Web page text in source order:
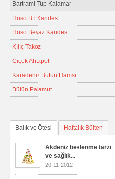
Bartrami Tüp Kalamar
Hoso BT Karides
Hoso Beyaz Karides
Kılıç Takoz
Çiçek Ahtapot
Karadeniz Bütün Hamsi
Bütün Palamut
Balık ve Ötesi Haftalık Bülten
Akdeniz beslenme tarzı
ve sağlık...
20-11-2012